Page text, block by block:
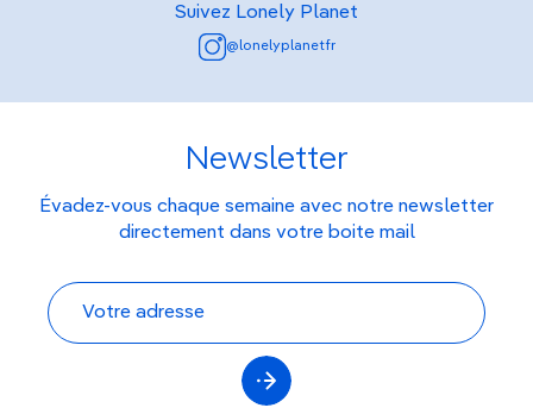
Suivez Lonely Planet
@lonelyplanetfr
Newsletter
Évadez-vous chaque semaine avec notre newsletter
directement dans votre boite mail